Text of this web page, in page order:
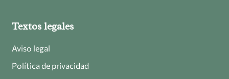
Textos legales
Aviso legal
Política de privacidad